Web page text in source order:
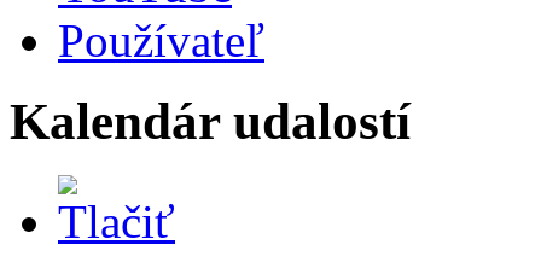
Používateľ
Kalendár udalostí